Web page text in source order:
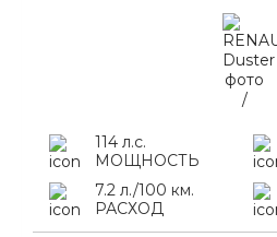
114 л.с.
МОЩНОСТЬ
7.2 л./100 км.
РАСХОД